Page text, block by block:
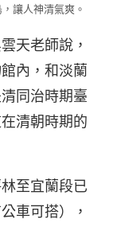
讓人神清氣爽。
天老師說，
內，和淡蘭
同治時期臺
清朝時期的
至宜蘭段已
車可搭），